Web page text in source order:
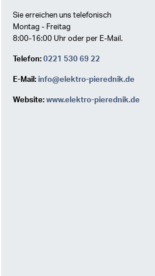
Sie erreichen uns telefonisch
Montag - Freitag
8:00-16:00 Uhr oder per E-Mail.
Telefon: 0221 530 69 22
E-Mail: info@elektro-pierednik.de
Website: www.elektro-pierednik.de